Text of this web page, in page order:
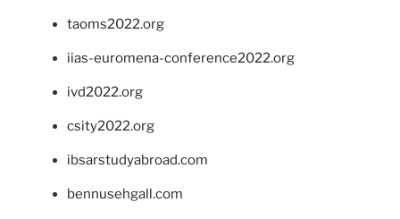
taoms2022.org
iias-euromena-conference2022.org
ivd2022.org
csity2022.org
ibsarstudyabroad.com
bennusehgall.com